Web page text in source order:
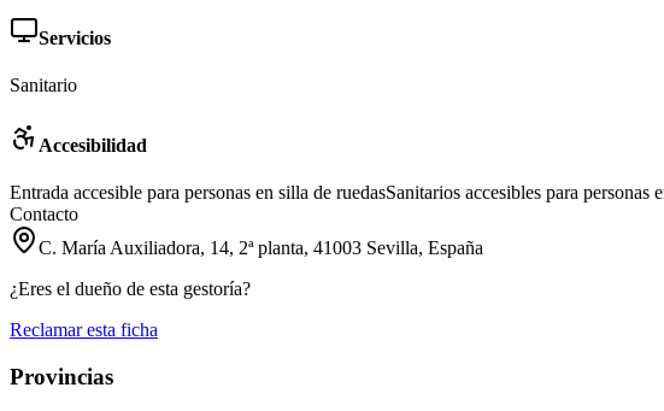
Servicios
Sanitario
Accesibilidad
Entrada accesible para personas en silla de ruedasSanitarios accesibles para personas
Contacto
C. María Auxiliadora, 14, 2ª planta, 41003 Sevilla, España
¿Eres el dueño de esta gestoría?
Reclamar esta ficha
Provincias